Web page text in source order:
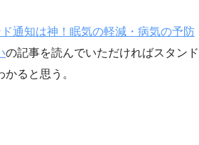
ド通知は神！眠気の軽減・病気の予防
の記事を読んでいただければスタンド
ると思う。